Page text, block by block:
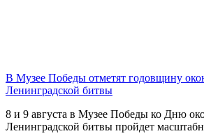
В Музее Победы отметят годовщину
Ленинградской битвы
8 и 9 августа в Музее Победы ко Дню
Ленинградской битвы пройдет